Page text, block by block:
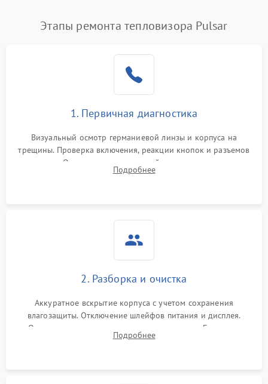
Этапы ремонта тепловизора Pulsar
1. Первичная диагностика
Визуальный осмотр германиевой линзы и корпуса на
трещины. Проверка включения, реакции кнопок и разъемов
зарядки. Оценка вывода тепловой сигнатуры на экран,
проверка базовых функций и считывание системных
Подробнее
2. Разборка и очистка
Аккуратное вскрытие корпуса с учетом сохранения
влагозащиты. Отключение шлейфов питания и дисплея.
Очистка внутренних плат от окислов и пыли. Бережная
обработка германиевого объектива специализированными
Подробнее